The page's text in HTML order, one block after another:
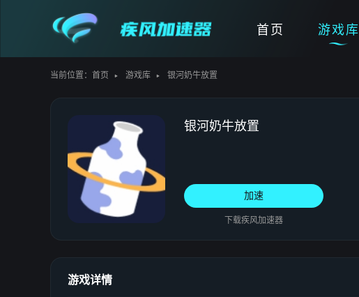
首页 游戏库
当前位置： 首页 游戏库 银河奶牛放置
银河奶牛放置
加速
下载疾风加速器
游戏详情